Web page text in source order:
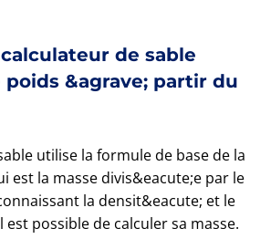
de sable
&agrave; partir du
utilise la formule de base de la
est la masse divis&eacute;e par le
la densit&eacute; et le
possible de calculer sa masse.